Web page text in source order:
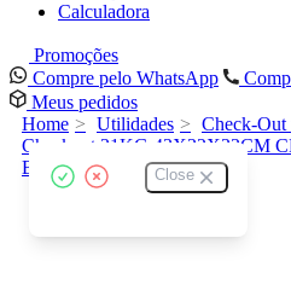
Calculadora
Promoções
Compre pelo WhatsApp
Meus pedidos
Close
Home Utilidades Check-Out
Checkout 31KG 43X32X33CM
Bateria 1294